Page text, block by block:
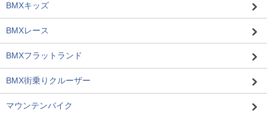
BMXキッズ
BMXレース
BMXフラットランド
BMX街乗りクルーザー
マウンテンバイク